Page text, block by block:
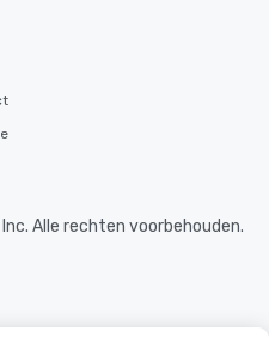
Alle rechten voorbehouden.